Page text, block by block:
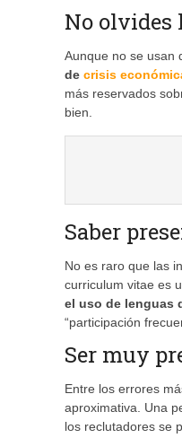
No olvides
Aunque no se usan
de crisis
más reservados
bien.
Saber
No es raro que las
curriculum vitae es
el uso de lenguas
“participación
Ser muy
Entre los errores
aproximativa. Una
los reclutadores se